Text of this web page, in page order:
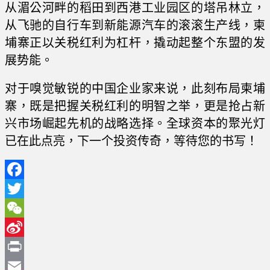
从湄公河畔的稻田到西港工业园区的塔吊林立，
从飞驰的自行车到新能源汽车的滚滚生产线，柬
埔寨正以关税红利为杠杆，撬动起整个东盟的发
展势能。
对于嗅觉敏锐的中国企业家来说，此刻布局柬埔
寨，既是把握关税红利的明智之举，更是抢占新
兴市场崛起先机的战略选择。全球资本的聚光灯
已在此点亮，下一个投资传奇，等待您的书写！
Facebook
Twitter
WeChat
Sina
Weibo
Print